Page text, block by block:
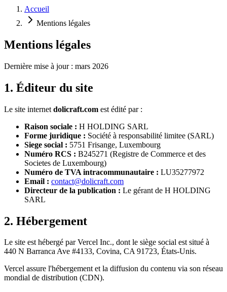
Accueil
Mentions légales
Mentions légales
Dernière mise à jour : mars 2026
1. Éditeur du site
Le site internet dolicraft.com est édité par :
Raison sociale : H HOLDING SARL
Forme juridique : Société à responsabilité limitee (SARL)
Siege social : 5751 Frisange, Luxembourg
Numéro RCS : B245271 (Registre de Commerce et des
Societes de Luxembourg)
Numéro de TVA intracommunautaire : LU35277972
Email : contact@dolicraft.com
Directeur de la publication : Le gérant de H HOLDING
SARL
2. Hébergement
Le site est hébergé par Vercel Inc., dont le siège social est situé à
440 N Barranca Ave #4133, Covina, CA 91723, États-Unis.
Vercel assure l'hébergement et la diffusion du contenu via son réseau
mondial de distribution (CDN).